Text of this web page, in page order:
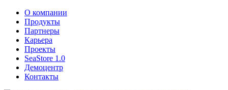
О компании
Продукты
Партнеры
Карьера
Проекты
SeaStore 1.0
Демоцентр
Контакты